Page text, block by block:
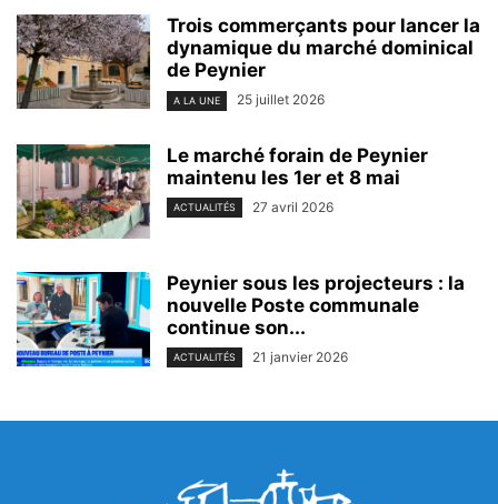
Trois commerçants pour lancer la
dynamique du marché dominical
de Peynier
A LA UNE 25 juillet 2026
Le marché forain de Peynier
maintenu les 1er et 8 mai
ACTUALITÉS 27 avril 2026
Peynier sous les projecteurs : la
nouvelle Poste communale
continue son...
ACTUALITÉS 21 janvier 2026